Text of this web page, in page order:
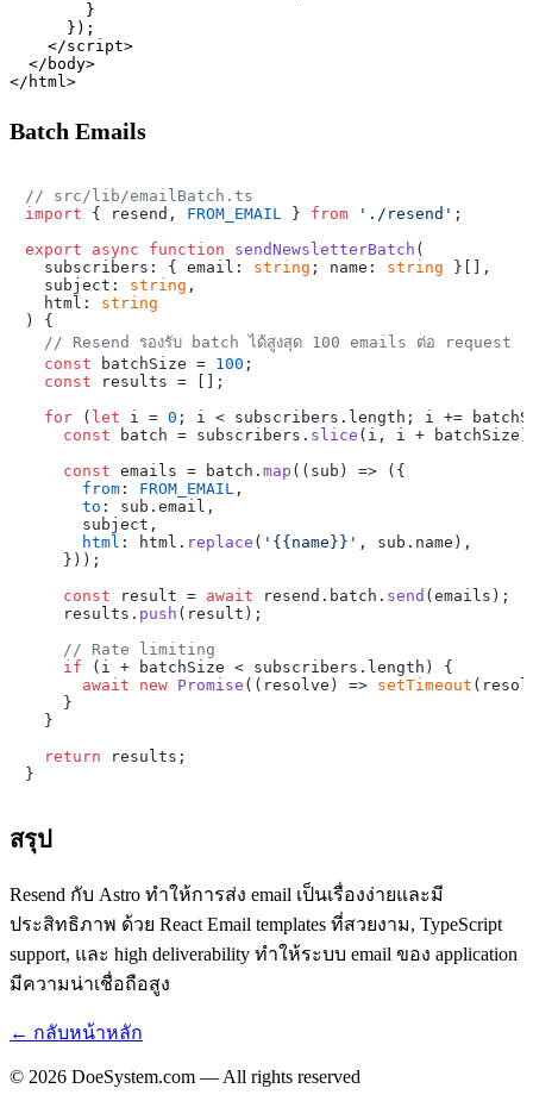
        }
      });
    </script>
  </body>
Batch Emails
// src/lib/emailBatch.ts
import { resend, FROM_EMAIL } from './resend' ;
export
async function sendNewsletterBatch (
  subscribers: { email:
string ; name: string }[],
  subject:
string ,
  html:
string
) {
// Resend รองรับ batch ได้สูงสุด 100 emails ต่อ request
const batchSize = 100 ;
const results = [];
for ( let i = 0 ; i < subscribers. length ; i +=
const batch = subscribers. slice (i, i +
const emails = batch. map ( ( sub ) => ({
from : FROM_EMAIL ,
to : sub. email ,
      subject,
html : html. replace ( '{{name}}' , sub. name ),
    }));
const result = await resend. batch . send (emails);
    results.
push (result);
// Rate limiting
if (i + batchSize < subscribers. length ) {
await
new Promise ( ( resolve ) => setTimeout
    }
  }
return results;
สรุป
Resend กับ Astro ทำให้การส่ง email เป็นเรื่องง่ายและมี
ประสิทธิภาพ ด้วย React Email templates ที่สวยงาม, TypeScript
support, และ high deliverability ทำให้ระบบ email ของ application
มีความน่าเชื่อถือสูง
← กลับหน้าหลัก
© 2026 DoeSystem.com — All rights reserved